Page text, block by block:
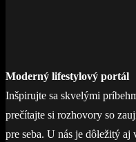
Moderný lifestylový portál
Inšpirujte sa skvelými
prečítajte si rozhovory so
pre seba. U nás je dôležitý